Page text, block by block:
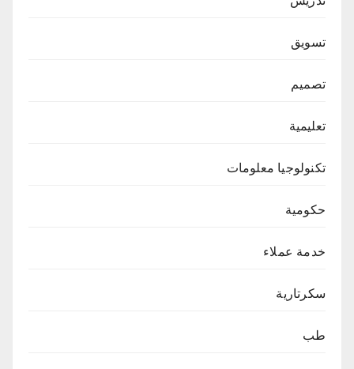
تسويق
تصميم
تعليمية
تكنولوجيا معلومات
حكومية
خدمة عملاء
سكرتارية
طب